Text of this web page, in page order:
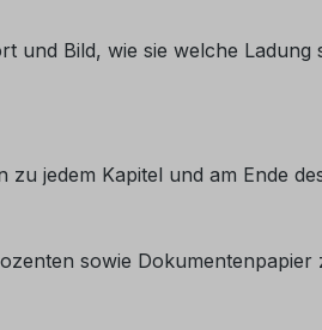
Bild, wie sie welche
jedem Kapitel und am Ende
sowie